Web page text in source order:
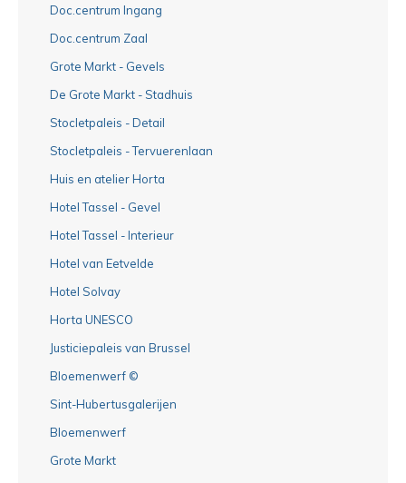
Doc.centrum Ingang
Doc.centrum Zaal
Grote Markt - Gevels
De Grote Markt - Stadhuis
Stocletpaleis - Detail
Stocletpaleis - Tervuerenlaan
Huis en atelier Horta
Hotel Tassel - Gevel
Hotel Tassel - Interieur
Hotel van Eetvelde
Hotel Solvay
Horta UNESCO
Justiciepaleis van Brussel
Bloemenwerf ©
Sint-Hubertusgalerijen
Bloemenwerf
Grote Markt